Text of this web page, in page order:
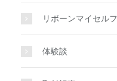
リボーンマイセルフ
体験談